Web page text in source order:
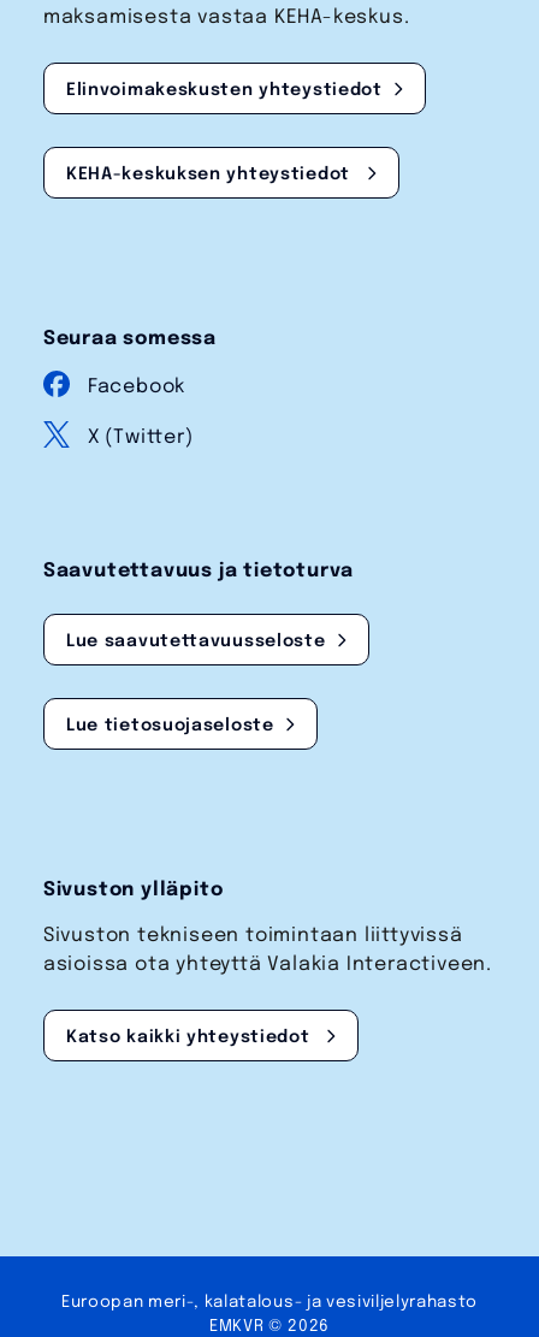
maksamisesta vastaa KEHA-keskus.
Elinvoimakeskusten yhteystiedot
KEHA-keskuksen yhteystiedot
Seuraa somessa
Facebook
X (Twitter)
Saavutettavuus ja tietoturva
Lue saavutettavuusseloste
Lue tietosuojaseloste
Sivuston ylläpito
Sivuston tekniseen toimintaan liittyvissä
asioissa ota yhteyttä Valakia Interactiveen.
Katso kaikki yhteystiedot
Euroopan meri-, kalatalous- ja vesi­viljely­rahasto
EMKVR © 2026